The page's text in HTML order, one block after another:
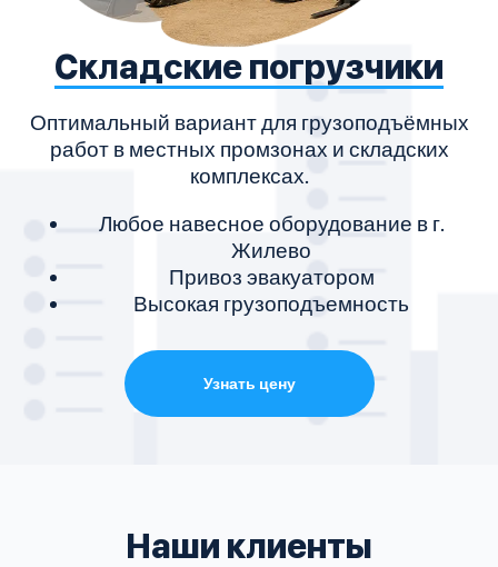
Складские погрузчики
Оптимальный вариант для грузоподъёмных
работ в местных промзонах и складских
комплексах.
Любое навесное оборудование в г.
Жилево
Привоз эвакуатором
Высокая грузоподъемность
Узнать цену
Наши клиенты